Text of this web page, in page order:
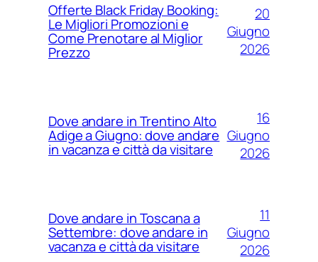
Offerte Black Friday Booking:
Le Migliori Promozioni e
Come Prenotare al Miglior
Prezzo
20
Giugno
2026
Dove andare in Trentino Alto
Adige a Giugno: dove andare
in vacanza e città da visitare
16
Giugno
2026
Dove andare in Toscana a
Settembre: dove andare in
vacanza e città da visitare
11
Giugno
2026